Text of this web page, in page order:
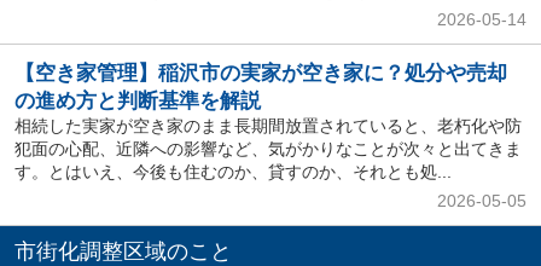
2026-05-14
【空き家管理】稲沢市の実家が空き家に？処分や売却
の進め方と判断基準を解説
相続した実家が空き家のまま長期間放置されていると、老朽化や防
犯面の心配、近隣への影響など、気がかりなことが次々と出てきま
す。とはいえ、今後も住むのか、貸すのか、それとも処...
2026-05-05
市街化調整区域のこと